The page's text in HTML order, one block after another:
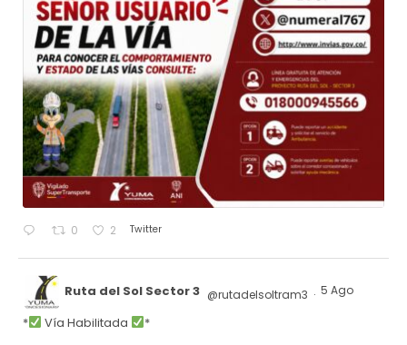
0 2 Twitter
Ruta del Sol Sector 3 @rutadelsoltram3 · 5 Ago
* Vía Habilitada
*